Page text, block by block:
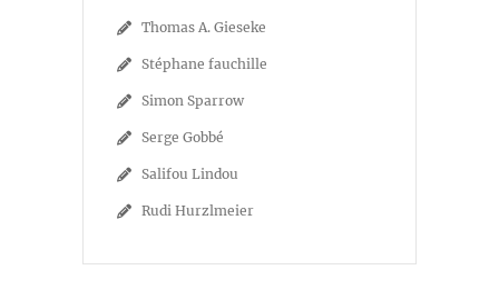
Thomas A. Gieseke
Stéphane fauchille
Simon Sparrow
Serge Gobbé
Salifou Lindou
Rudi Hurzlmeier